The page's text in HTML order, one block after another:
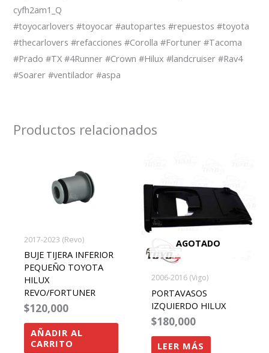
cyfh2am1_Q
#toyocarlovers #toyocar #autopartes #repuestos #toyota
#thecarlovers #refacciones #Corolla #Fortuner #Tacoma
#Prado #TX #4Runner #Crown #Hilux #landcruiser #Rav4
#Soarer #ventilador #aspa
Productos relacionados
2017-2023 (Revo)
BUJE TIJERA INFERIOR
PEQUEÑO TOYOTA
HILUX
REVO/FORTUNER
$120,000
AÑADIR AL
CARRITO
AGOTADO
2006-2016 (Vigo)
PORTAVASOS
IZQUIERDO HILUX
$180,000
LEER MÁS